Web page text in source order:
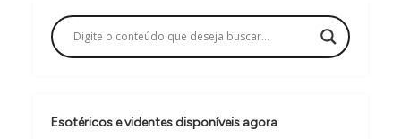
a
ç
o
Esotéricos e videntes disponíveis agora